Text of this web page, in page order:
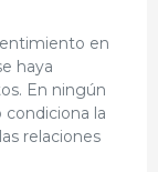
en
haya
En ningún
la
relaciones